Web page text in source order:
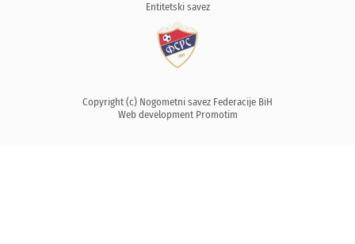
Entitetski savez
Copyright (c) Nogometni savez Federacije BiH
Web development Promotim